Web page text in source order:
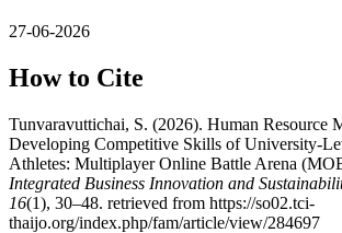
27-06-2026
How to Cite
Tunvaravuttichai, S. (2026). Human Resource
Developing Competitive Skills of University-
Athletes: Multiplayer Online Battle Arena
Integrated Business Innovation and
16(1), 30–48. retrieved from https://so02.tci-
thaijo.org/index.php/fam/article/view/284697